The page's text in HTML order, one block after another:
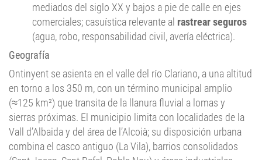
mediados del siglo XX y bajos a pie de calle en ejes
comerciales; casuística relevante al rastrear seguros
(agua, robo, responsabilidad civil, avería eléctrica).
Geografía
Ontinyent se asienta en el valle del río Clariano, a una altitud
en torno a los 350 m, con un término municipal amplio
(≈125 km²) que transita de la llanura fluvial a lomas y
sierras próximas. El municipio limita con localidades de la
Vall d’Albaida y del área de l’Alcoià; su disposición urbana
combina el casco antiguo (La Vila), barrios consolidados